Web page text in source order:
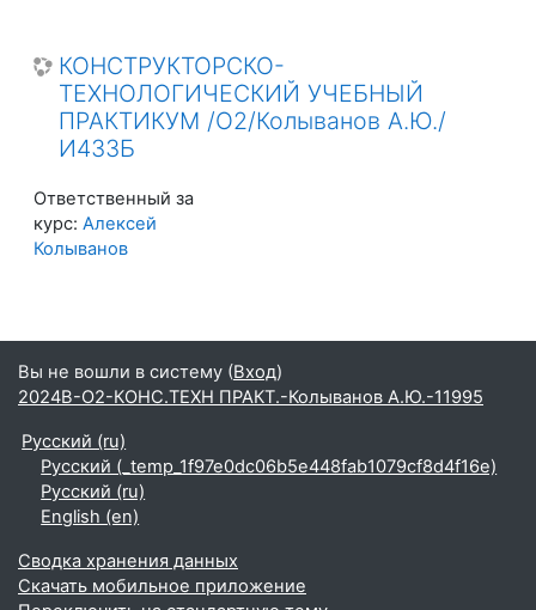
КОНСТРУКТОРСКО-
ТЕХНОЛОГИЧЕСКИЙ УЧЕБНЫЙ
ПРАКТИКУМ /О2/Колыванов А.Ю./
И433Б
Ответственный за
курс: Алексей
Колыванов
Вы не вошли в систему (Вход)
2024В-О2-КОНС.ТЕХН ПРАКТ.-Колыванов А.Ю.-11995
Русский ‎(ru)‎
Русский ‎(_temp_1f97e0dc06b5e448fab1079cf8d4f16e)‎
Русский ‎(ru)‎
English ‎(en)‎
Сводка хранения данных
Скачать мобильное приложение